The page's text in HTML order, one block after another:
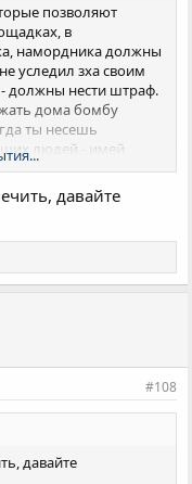
позволяют
в
намордника должны
уследил зха своим
должны нести штраф.
дома бомбу
ты несешь
людей - имей
бездомных собак,
ошейников и
на
зная, что там
когда по дороге бежит
перцовый
давайте
#108
давайте